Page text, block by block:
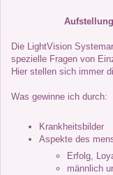
Die LightVision
spezielle Fragen von
Hier stellen sich immer
Was gewinne ich durch:
Krankheitsbilder
Aspekte des
Erfolg,
männlich